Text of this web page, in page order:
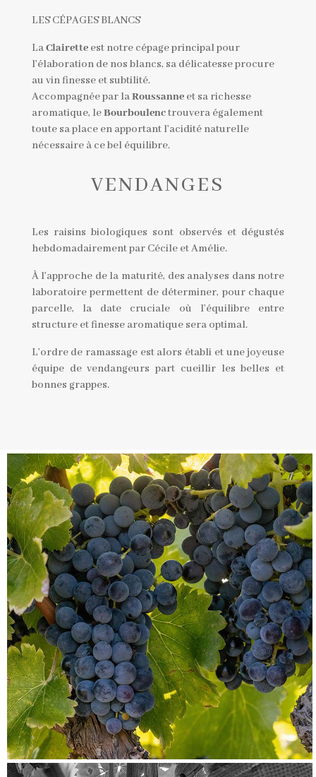
LES CÉPAGES BLANCS
LaClairetteest notre cépage principal pour
l’élaboration de nos blancs, sa délicatesse procure
au vin finesse et subtilité.
Accompagnée par laRoussanneet sa richesse
aromatique, leBourboulenctrouvera également
toute sa place en apportant l’acidité naturelle
nécessaire à ce bel équilibre.
VENDANGES
Les raisins biologiques sont observés et dégustés
hebdomadairement par Cécile et Amélie.
À l’approche de la maturité, des analyses dans notre
laboratoire permettent de déterminer, pour chaque
parcelle, la date cruciale où l’équilibre entre
structure et finesse aromatique sera optimal.
L’ordre de ramassage est alors établi et une joyeuse
équipe de vendangeurs part cueillir les belles et
bonnes grappes.